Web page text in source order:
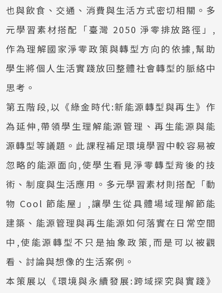
也與飲食、交通、消費與生活方式密切相關。多
元學習素材搭配「臺灣 2050 淨零排放路徑」,
作為理解國家淨零政策與轉型方向的依據,幫助
學生將個人生活實踐放回整體社會轉型的脈絡中
思考。
第五階段,以《綠金時代:新能源轉型與再生》作
為延伸,帶領學生理解能源管理、再生能源與能
源轉型等議題。此課程補足環境學習中較容易被
忽略的能源面向,使學生看見淨零轉型背後的技
術、制度與生活應用。多元學習素材則搭配「動
物 Cool 節能屋」,讓學生從具體場域理解節能
建築、能源管理與再生能源如何落實在日常空間
中,使能源轉型不只是抽象政策,而是可以被觀
看、討論與想像的生活案例。
本策展以《環境與永續發展:跨域探究與實踐》